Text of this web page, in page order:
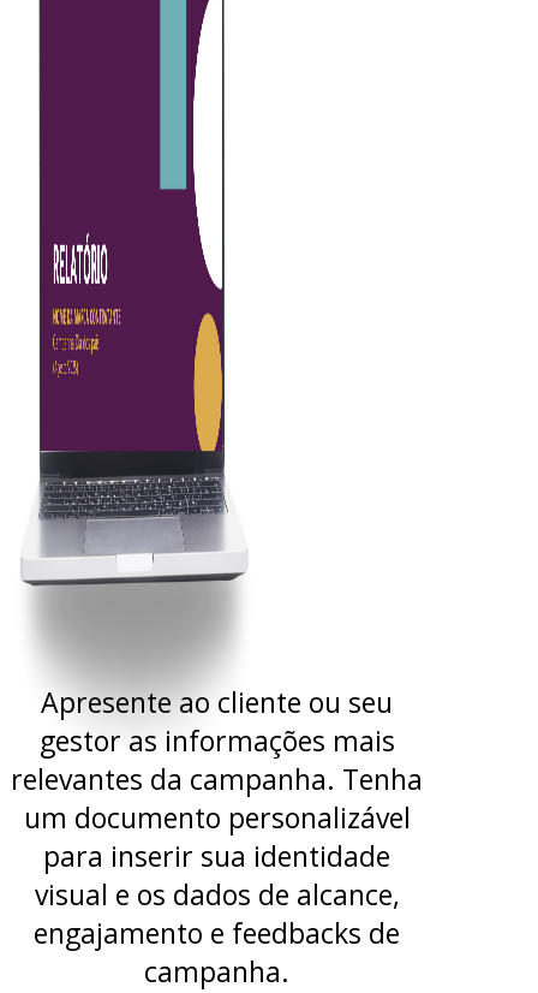
Apresente ao cliente ou seu
gestor as informações mais
relevantes da campanha. Tenha
um documento personalizável
para inserir sua identidade
visual e os dados de alcance,
engajamento e feedbacks de
campanha.